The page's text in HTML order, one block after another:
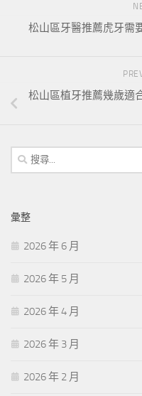
松山區牙醫推薦虎牙需
松山區植牙推薦幾歲適
搜
尋
字:
彙整
2026 年 6 月
2026 年 5 月
2026 年 4 月
2026 年 3 月
2026 年 2 月